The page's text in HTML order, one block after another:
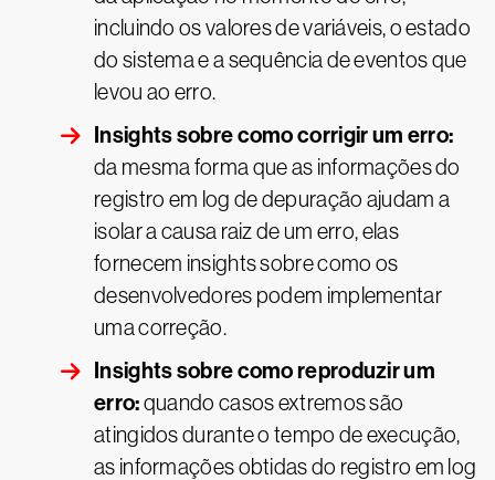
incluindo os valores de variáveis, o estado
do sistema e a sequência de eventos que
levou ao erro.
Insights sobre como corrigir um erro:
da mesma forma que as informações do
registro em log de depuração ajudam a
isolar a causa raiz de um erro, elas
fornecem insights sobre como os
desenvolvedores podem implementar
uma correção.
Insights sobre como reproduzir um
erro:quando casos extremos são
atingidos durante o tempo de execução,
as informações obtidas do registro em log